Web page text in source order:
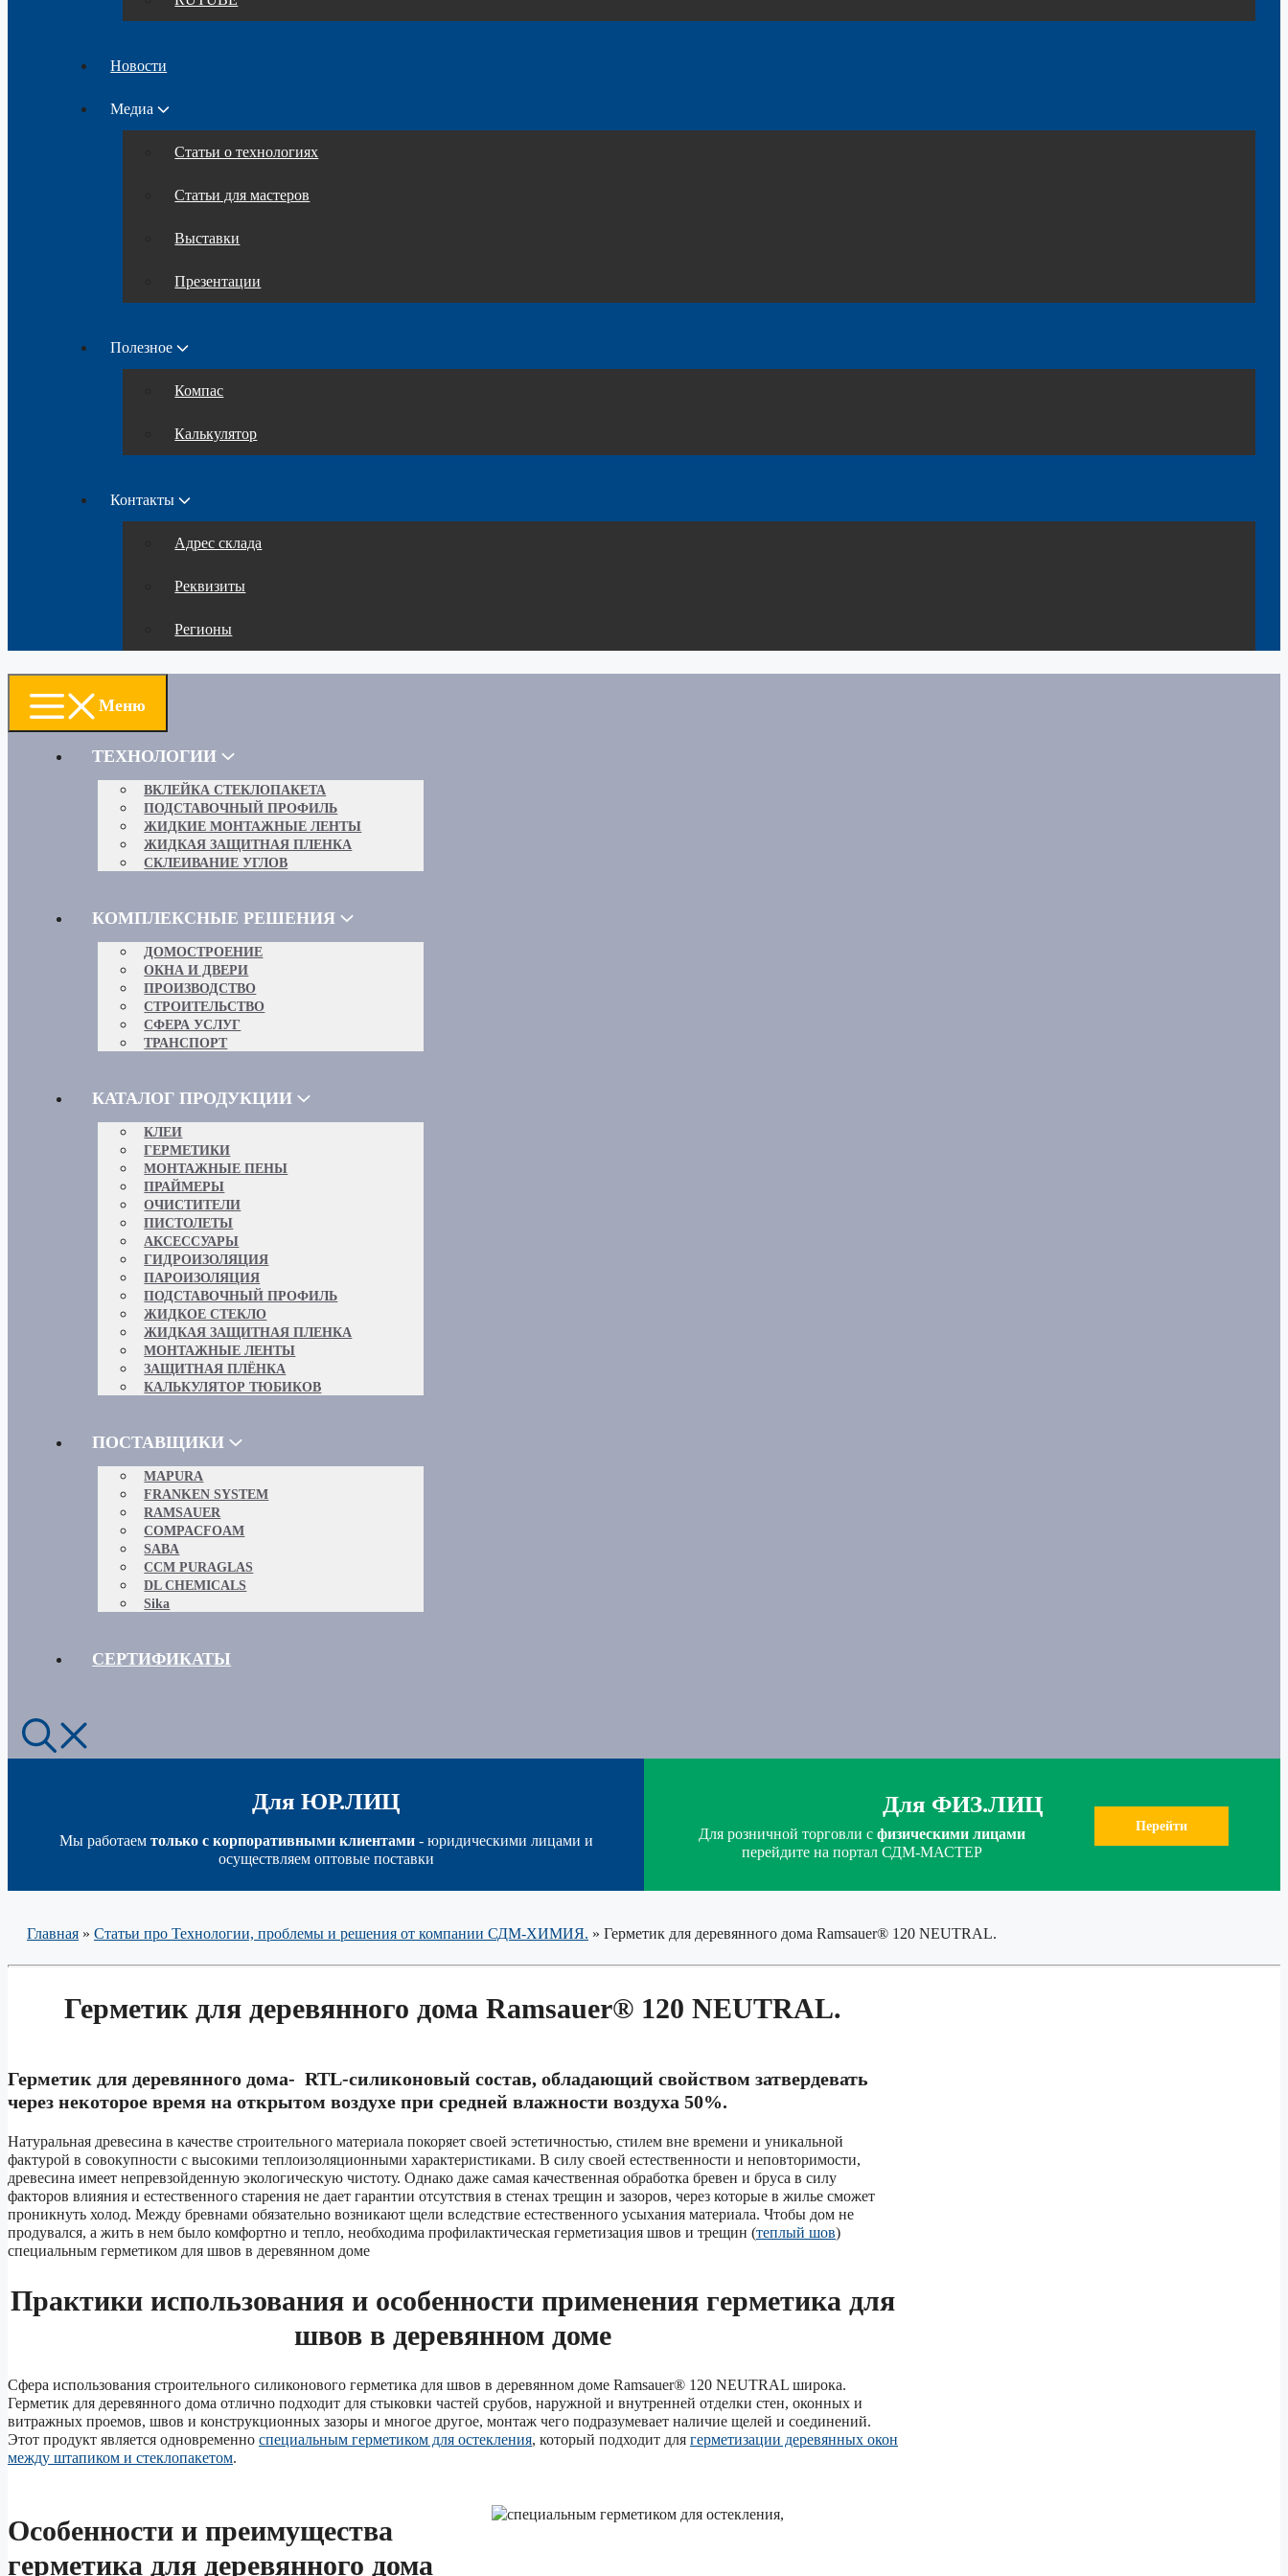
Новости
Медиа
Статьи о технологиях
Статьи для мастеров
Выставки
Презентации
Полезное
Компас
Калькулятор
Контакты
Адрес склада
Реквизиты
Регионы
Меню
ТЕХНОЛОГИИ
ВКЛЕЙКА СТЕКЛОПАКЕТА
ПОДСТАВОЧНЫЙ ПРОФИЛЬ
ЖИДКИЕ МОНТАЖНЫЕ ЛЕНТЫ
ЖИДКАЯ ЗАЩИТНАЯ ПЛЕНКА
СКЛЕИВАНИЕ УГЛОВ
КОМПЛЕКСНЫЕ РЕШЕНИЯ
ДОМОСТРОЕНИЕ
ОКНА И ДВЕРИ
ПРОИЗВОДСТВО
СТРОИТЕЛЬСТВО
СФЕРА УСЛУГ
ТРАНСПОРТ
КАТАЛОГ ПРОДУКЦИИ
КЛЕИ
ГЕРМЕТИКИ
МОНТАЖНЫЕ ПЕНЫ
ПРАЙМЕРЫ
ОЧИСТИТЕЛИ
ПИСТОЛЕТЫ
АКСЕССУАРЫ
ГИДРОИЗОЛЯЦИЯ
ПАРОИЗОЛЯЦИЯ
ПОДСТАВОЧНЫЙ ПРОФИЛЬ
ЖИДКОЕ СТЕКЛО
ЖИДКАЯ ЗАЩИТНАЯ ПЛЕНКА
МОНТАЖНЫЕ ЛЕНТЫ
ЗАЩИТНАЯ ПЛЁНКА
КАЛЬКУЛЯТОР ТЮБИКОВ
ПОСТАВЩИКИ
MAPURA
FRANKEN SYSTEM
RAMSAUER
COMPACFOAM
SABA
CCM PURAGLAS
DL CHEMICALS
Sika
СЕРТИФИКАТЫ
Для ЮР.ЛИЦ
Мы работаем только с корпоративными клиентами- юридическими лицами и
осуществляем оптовые поставки
Для ФИЗ.ЛИЦ
Для розничной торговли сфизическими лицами
перейдите на портал СДМ-МАСТЕР
Перейти
Главная » Статьи про Технологии, проблемы и решения от компании СДМ-ХИМИЯ. » Герметик для деревянного дома Ramsauer® 120 NEUTRAL.
Герметик для деревянного дома Ramsauer® 120 NEUTRAL.
Герметик для деревянного дома- RTL-силиконовый состав, обладающий свойством затвердевать
через некоторое время на открытом воздухе при средней влажности воздуха 50%.
Натуральная древесина в качестве строительного материала покоряет своей эстетичностью, стилем вне времени и уникальной
фактурой в совокупности с высокими теплоизоляционными характеристиками. В силу своей естественности и неповторимости,
древесина имеет непревзойденную экологическую чистоту. Однако даже самая качественная обработка бревен и бруса в силу
факторов влияния и естественного старения не дает гарантии отсутствия в стенах трещин и зазоров, через которые в жилье сможет
проникнуть холод. Между бревнами обязательно возникают щели вследствие естественного усыхания материала. Чтобы дом не
продувался, а жить в нем было комфортно и тепло, необходима профилактическая герметизация швов и трещин (теплый шов)
специальным герметиком для швов в деревянном доме
Практики использования и особенности применения герметика для
швов в деревянном доме
Сфера использования строительного силиконового герметика для швов в деревянном доме Ramsauer® 120 NEUTRAL широка.
Герметик для деревянного дома отлично подходит для стыковки частей срубов, наружной и внутренней отделки стен, оконных и
витражных проемов, швов и конструкционных зазоры и многое другое, монтаж чего подразумевает наличие щелей и соединений.
Этот продукт является одновременно специальным герметиком для остекления, который подходит для герметизации деревянных окон
между штапиком и стеклопакетом.
Особенности и преимущества
герметика для деревянного дома